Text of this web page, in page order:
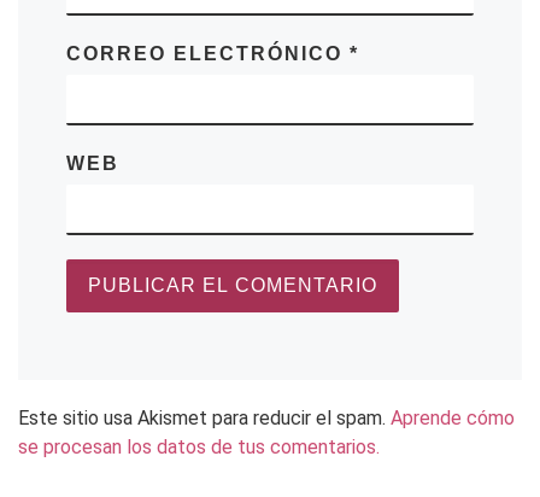
CORREO ELECTRÓNICO *
WEB
Este sitio usa Akismet para reducir el spam. Aprende cómo
se procesan los datos de tus comentarios.